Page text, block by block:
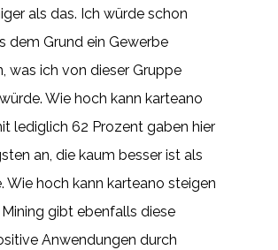
als das. Ich würde schon
dem Grund ein Gewerbe
was ich von dieser Gruppe
Wie hoch kann karteano
lediglich 62 Prozent gaben hier
an, die kaum besser ist als
Wie hoch kann karteano steigen
gibt ebenfalls diese
Anwendungen durch